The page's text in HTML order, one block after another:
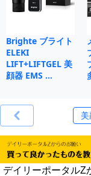
Brighte ブライト
ELEKI
LIFT+LIFTGEL 美
顔器 EMS …
デイリーポータルZ